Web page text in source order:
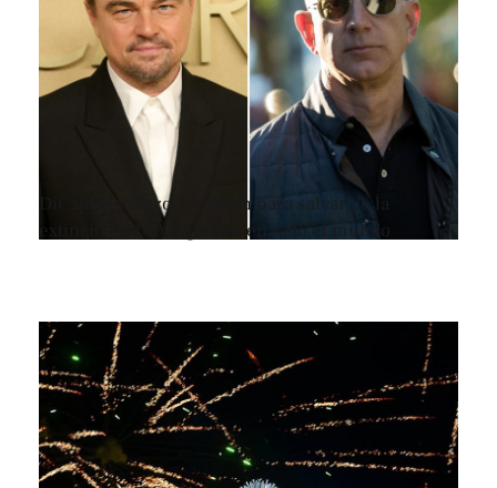
DiCaprio y Bezos se unen para salvar de la
extinción a 100 especies en todo el mundo